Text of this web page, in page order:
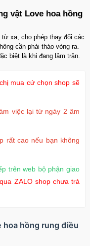
vật Love hoa hồng
xa, cho phép thay đổi các
cần phải tháo vòng ra.
biệt là khi đang lâm trận.
chị mua cứ chọn shop sẽ
việc lại từ ngày 2 âm
rất cao nếu bạn không
trên web bộ phận giao
ZALO shop chưa trả
hoa hồng rung điều